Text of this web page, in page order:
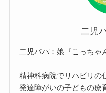
二児
二児パパ：娘『こっちゃ
精神科病院でリハビリの
発達障がいの子どもの療